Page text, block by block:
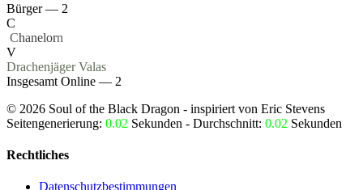
Bürger — 2
C
Chanelorn
V
Drachenjäger Valas
Insgesamt Online — 2
© 2026 Soul of the Black Dragon - inspiriert von Eric Stevens
Seitengenerierung: 0.02 Sekunden - Durchschnitt: 0.02 Sekunden
Rechtliches
Datenschutzbestimmungen